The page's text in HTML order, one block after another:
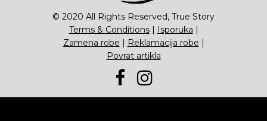
© 2020 All Rights Reserved, True Story
Terms & Conditions| Isporuka |
Zamena robe | Reklamacija robe |
Povrat artikla